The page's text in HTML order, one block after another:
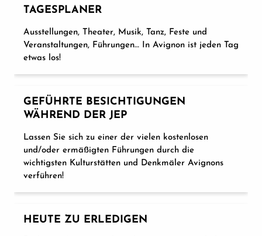
TAGESPLANER
Ausstellungen, Theater, Musik, Tanz, Feste und
Veranstaltungen, Führungen… In Avignon ist jeden Tag
etwas los!
GEFÜHRTE BESICHTIGUNGEN
WÄHREND DER JEP
Lassen Sie sich zu einer der vielen kostenlosen
und/oder ermäßigten Führungen durch die
wichtigsten Kulturstätten und Denkmäler Avignons
verführen!
HEUTE ZU ERLEDIGEN